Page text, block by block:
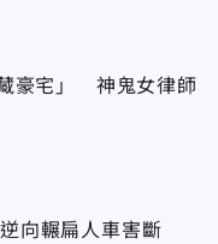
豪宅」 神鬼女律師
向輾扁人車害斷